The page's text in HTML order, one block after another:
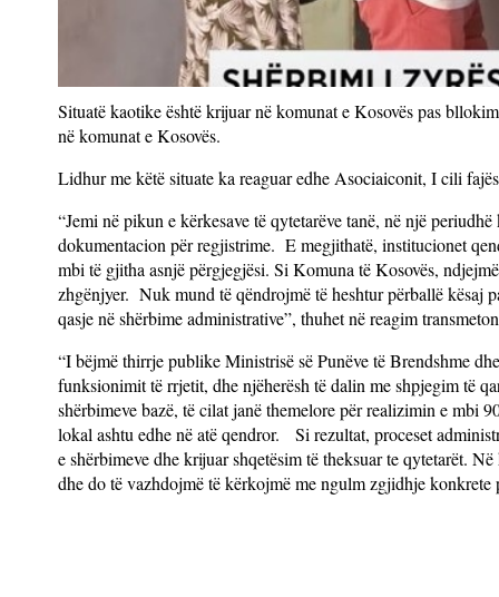
Situatë kaotike është krijuar në komunat e Kosovës pas
në komunat e Kosovës.
Lidhur me këtë situate ka reaguar edhe Asociaiconit, I cili
“Jemi në pikun e kërkesave të qytetarëve tanë, në një
dokumentacion për regjistrime. E megjithatë, institucionet
mbi të gjitha asnjë përgjegjësi. Si Komuna të Kosovës,
zhgënjyer. Nuk mund të qëndrojmë të heshtur përballë kësaj
qasje në shërbime administrative”, thuhet në reagim
“I bëjmë thirrje publike Ministrisë së Punëve të Brendshme
funksionimit të rrjetit, dhe njëherësh të dalin me shpjegim të
shërbimeve bazë, të cilat janë themelore për realizimin e mbi
lokal ashtu edhe në atë qendror. Si rezultat, proceset
e shërbimeve dhe krijuar shqetësim të theksuar te qytetarët.
dhe do të vazhdojmë të kërkojmë me ngulm zgjidhje